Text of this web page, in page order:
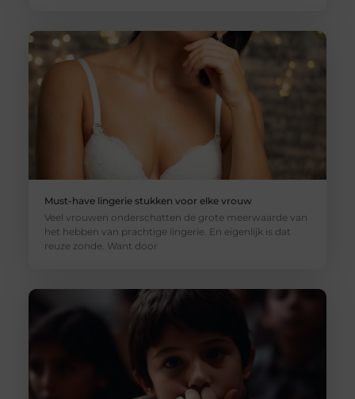
Must-have lingerie stukken voor elke vrouw
Veel vrouwen onderschatten de grote meerwaarde van
het hebben van prachtige lingerie. En eigenlijk is dat
reuze zonde. Want door